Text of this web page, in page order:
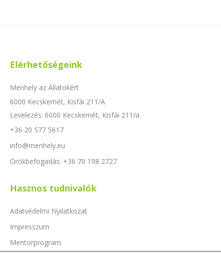
Elérhetőségeink
Menhely az Állatokért
6000 Kecskemét, Kisfái 211/A
Levelezés: 6000 Kecskemét, Kisfái 211/a
+36 20 577 5617
info@menhely.eu
Örökbefogadás: +36 70 198 2727
Hasznos tudnivalók
Adatvédelmi Nyilatkozat
Impresszum
Mentorprogram